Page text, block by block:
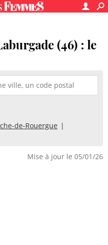
(46) : le
de-Rouergue
Mise à jour le 05/01/26